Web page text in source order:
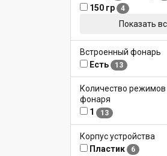
150 гр 4
Показать
Встроенный фонарь
Есть
13
Количество
фонаря
1
13
Корпус устройства
Пластик
6